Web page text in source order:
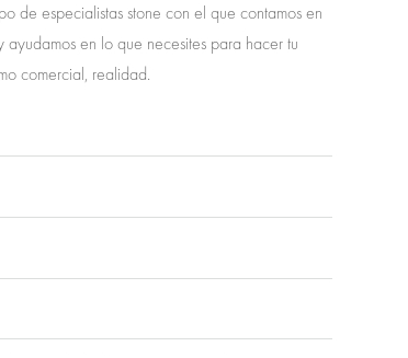
de especialistas stone con el que contamos en
ayudamos en lo que necesites para hacer tu
comercial, realidad.